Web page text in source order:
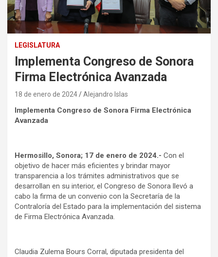
LEGISLATURA
Implementa Congreso de Sonora
Firma Electrónica Avanzada
18 de enero de 2024 Alejandro Islas
Implementa Congreso de Sonora Firma Electrónica
Avanzada
Hermosillo, Sonora; 17 de enero de 2024.- Con el
objetivo de hacer más eficientes y brindar mayor
transparencia a los trámites administrativos que se
desarrollan en su interior, el Congreso de Sonora llevó a
cabo la firma de un convenio con la Secretaría de la
Contraloría del Estado para la implementación del sistema
de Firma Electrónica Avanzada.
Claudia Zulema Bours Corral, diputada presidenta del